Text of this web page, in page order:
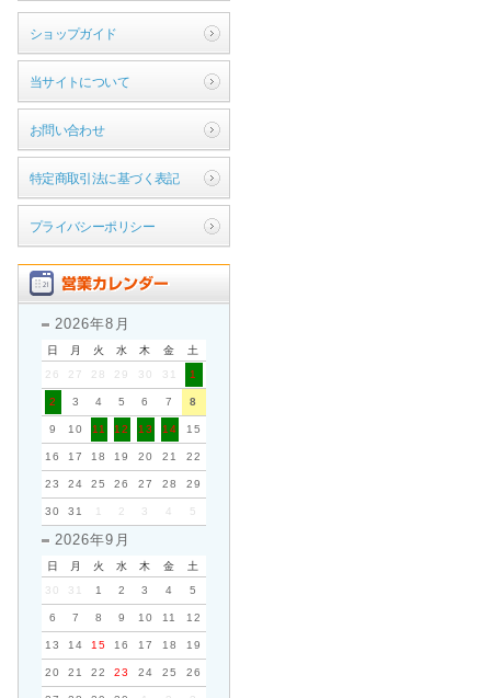
ショップガイド
当サイトについて
お問い合わせ
特定商取引法に基づく表記
プライバシーポリシー
2026年8月
日 月 火 水 木 金
土
26
27 28 29 30 31 1
2 3 4 5 6 7 8
9 10 11 12 13 14 15
16 17 18 19 20 21 22
23 24 25 26 27 28 29
30 31 1 2 3 4 5
2026年9月
日 月 火 水 木 金
土
30
31 1 2 3 4 5
6 7 8 9 10 11 12
13 14 15 16 17 18 19
20 21 22 23 24 25 26